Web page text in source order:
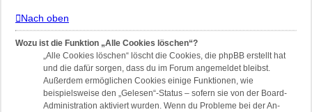
Nach oben
Wozu ist die Funktion „Alle Cookies löschen“?
„Alle Cookies löschen“ löscht die Cookies, die phpBB erstellt hat
und die dafür sorgen, dass du im Forum angemeldet bleibst.
Außerdem ermöglichen Cookies einige Funktionen, wie
beispielsweise den „Gelesen“-Status – sofern sie von der Board-
Administration aktiviert wurden. Wenn du Probleme bei der An-